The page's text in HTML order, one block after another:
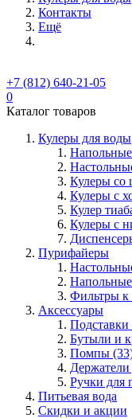
Контакты
Ещё
+7 (812) 640-21-05
0
Каталог товаров
Кулеры для воды
Кулеры со
Кулеры с
Кулер
Кулеры с
Пурифайеры
Фильтры к
Аксессуары
Подставки
Бутыли и
Помпы
Держатели
Ручки для
Питьевая вода
Скидки и акции